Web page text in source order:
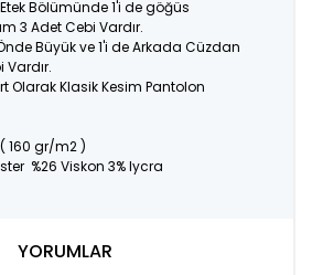
Bölümünde 1'i de göğüs
3 Adet Cebi Vardır.
Büyük ve 1'i de Arkada Cüzdan
Vardır.
Olarak Klasik Kesim Pantolon
160 gr/m2 )
%26 Viskon 3% lycra
YORUMLAR